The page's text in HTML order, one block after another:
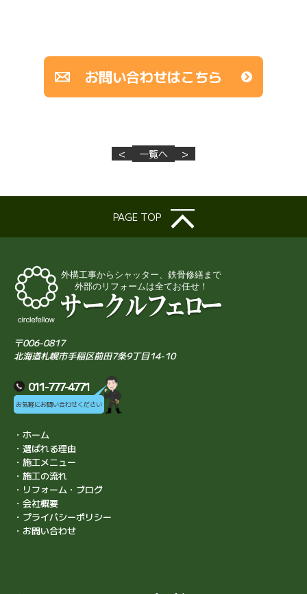
お問い合わせはこちら
< 一覧へ >
PAGE TOP
〒006-0817
北海道札幌市手稲区前田7条9丁目14-10
011-777-4771
お気軽にお問い合わせください
・ホーム
・選ばれる理由
・施工メニュー
・施工の流れ
・リフォーム・ブログ
・会社概要
・プライバシーポリシー
・お問い合わせ